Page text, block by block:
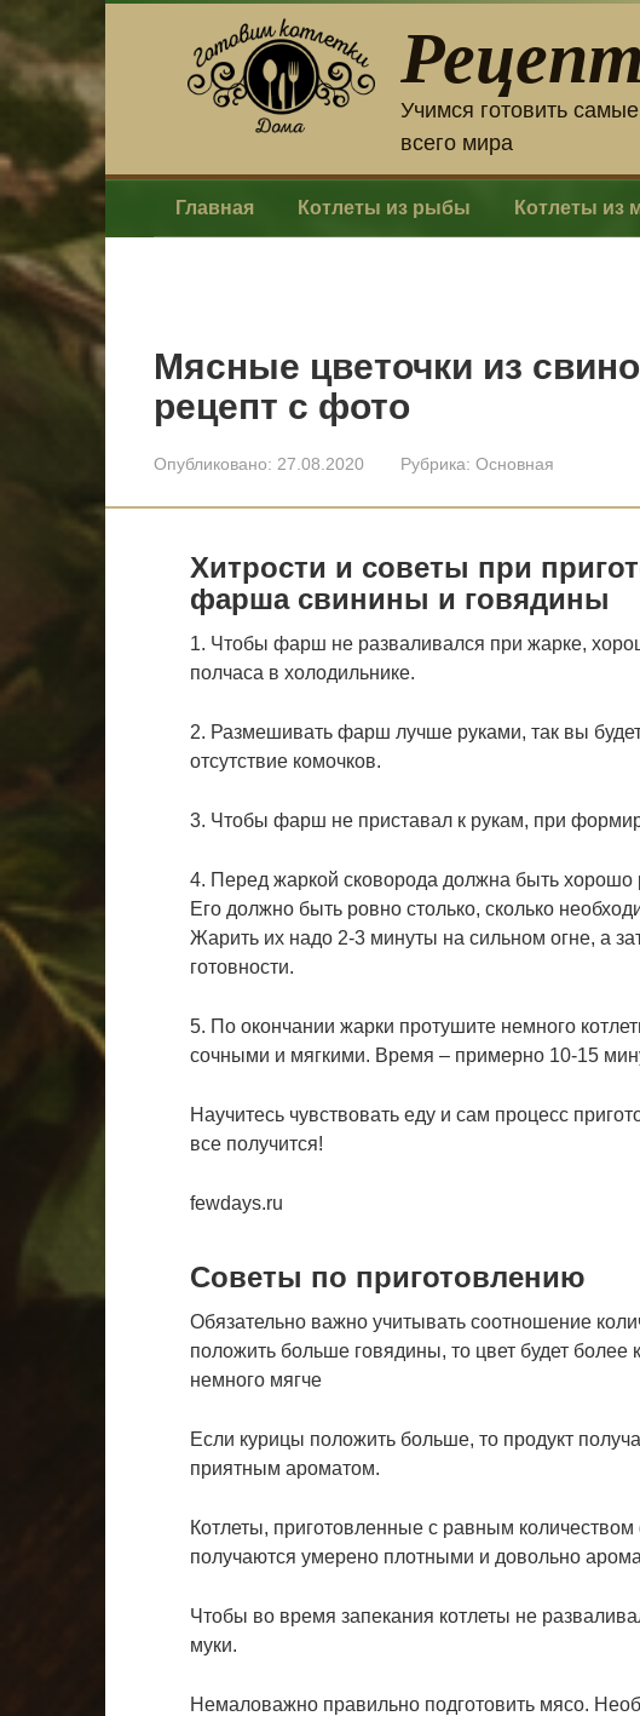
контенту
Учимся готовить
всего мира
Главная Котлеты из рыбы Котлеты из
Мясные цветочки из
рецепт с фото
Опубликовано: 27.08.2020 Рубрика: Основная
Хитрости и советы при
фарша свинины и говядины
1. Чтобы фарш не разваливался при жарке,
полчаса в холодильнике.
2. Размешивать фарш лучше руками, так вы
отсутствие комочков.
3. Чтобы фарш не приставал к рукам, при
4. Перед жаркой сковорода должна быть хорошо
Его должно быть ровно столько, сколько
Жарить их надо 2-3 минуты на сильном огне, а
готовности.
5. По окончании жарки протушите немного
сочными и мягкими. Время – примерно 10-15
Научитесь чувствовать еду и сам процесс
все получится!
fewdays.ru
Советы по приготовлению
Обязательно важно учитывать соотношение
положить больше говядины, то цвет будет более
немного мягче
Если курицы положить больше, то продукт
приятным ароматом.
Котлеты, приготовленные с равным
получаются умерено плотными и довольно
Чтобы во время запекания котлеты не
муки.
Немаловажно правильно подготовить мясо.